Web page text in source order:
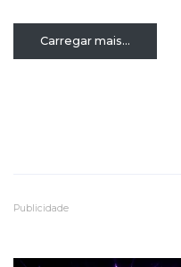
Carregar mais...
Publicidade